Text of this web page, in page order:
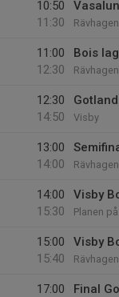
10:50
11:30
11:00
12:30
Bois
12:30
14:50
Visby
13:00
14:00
14:00
15:30
Visby
Planen
15:00
15:40
Visby
17:00
Final